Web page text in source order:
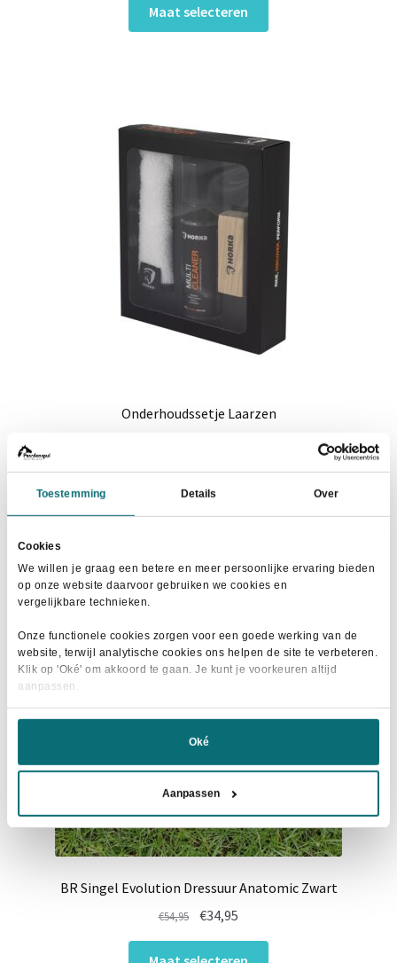
Toestemming Details Over
Cookies
We willen je graag een betere en meer persoonlijke ervaring bieden
op onze website daarvoor gebruiken we cookies en
vergelijkbare technieken.
Onze functionele cookies zorgen voor een goede werking van de
website, terwijl analytische cookies ons helpen de site te verbeteren.
Klik op 'Oké' om akkoord te gaan. Je kunt je voorkeuren altijd
aanpassen.
Oké
Aanpassen
was:
€17,95.
is:
€12,50.
Maat selecteren
optie
kan
gekozen
worden
op
de
productpagina
Onderhoudssetje Laarzen
In winkelwagen
BR Singel Evolution Dressuur Anatomic Zwart
- 34%
€54,95
Oorspronkelijke
was:
€34,95
is: